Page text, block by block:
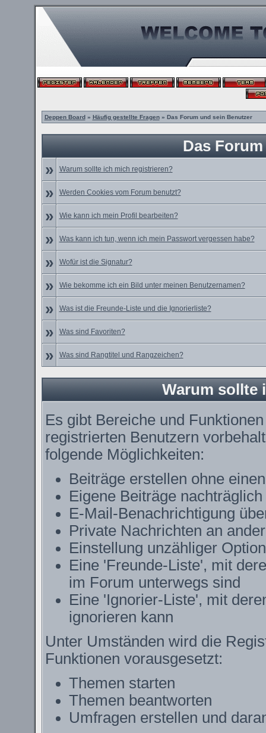
Deppen Board» Häufig gestellte Fragen» Das Forum und sein Benutzer
Das
»
Warum sollte ich mich registrieren?
» Werden Cookies vom Forum benutzt?
» Wie kann ich mein Profil bearbeiten?
» Was kann ich tun, wenn ich mein Passwort vergessen habe?
» Wofür ist die Signatur?
» Wie bekomme ich ein Bild unter meinen Benutzernamen?
» Was ist die Freunde-Liste und die Ignorierliste?
» Was sind Favoriten?
» Was sind Rangtitel und Rangzeichen?
Warum sollte
Es gibt Bereiche und
registrierten Benutzern
folgende Möglichkeiten:
Beiträge erstellen ohne
Eigene Beiträge
E-Mail-Benachrichtigung
Private Nachrichten an
Einstellung unzähliger
Eine 'Freunde-Liste', mit
im Forum unterwegs sind
Eine 'Ignorier-Liste', mit
ignorieren kann
Unter Umständen wird die
Funktionen vorausgesetzt:
Themen starten
Themen beantworten
Umfragen erstellen und